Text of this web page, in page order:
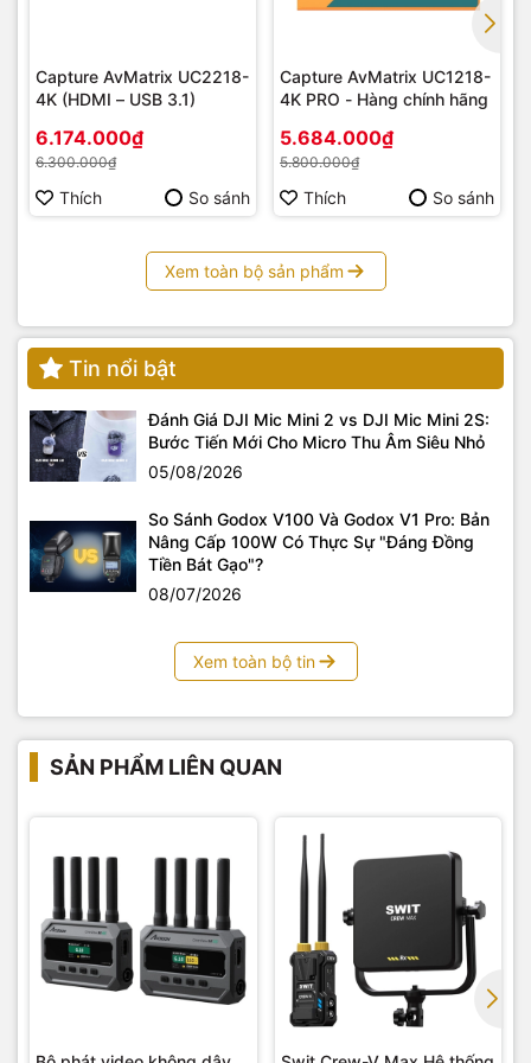
Chất Lượng Video H.265 Visually Lossless
hình ảnh từ SWIT CREW-V giữ được độ chi tiết sắc nét và
màu sắc trung thực, gần như không có sự khác biệt so với
việc sử dụng cáp SDI/HDMI trực tiếp.
Đa Phát 1Tx Tới 4Rx & USB-C Capture
Dễ dàng mở rộng hệ thống giám sát bằng cách truyền từ 1
hỗ trợ Livestream trực tiếp lên PC/Mac mà không
cần thêm phụ kiện, cực kỳ hữu ích cho các buổi quay hiện
trường kết hợp phát sóng trực tiếp.
Bảo Mật Tuyệt Đối & Truyền
Metadata/Timecode
An tâm sản xuất với mã hóaAES-256cấp độ cao. Thiết bị
đồng bộ hóa dữ liệu hậu kỳ một cách nhanh chóng.
Capture AvMatrix UC2218-
4K (HDMI – USB 3.1)
6.174.000₫
6.300.000₫
Thích So sánh
Capture AvMatrix UC1218-
4K PRO - Hàng chính hãng
5.684.000₫
5.800.000₫
Thích So sánh
Xem toàn bộ sản phẩm
Tin nổi bật
Đánh Giá DJI Mic Mini 2 vs DJI Mic Mini 2S:
Bước Tiến Mới Cho Micro Thu Âm Siêu Nhỏ
05/08/2026
So Sánh Godox V100 Và Godox V1 Pro: Bản
Nâng Cấp 100W Có Thực Sự "Đáng Đồng
Tiền Bát Gạo"?
08/07/2026
Xem toàn bộ tin
SẢN PHẨM LIÊN QUAN